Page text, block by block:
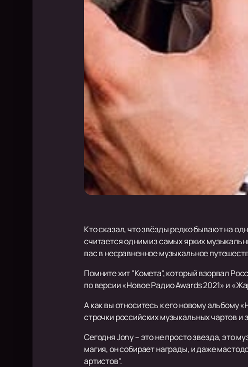
Кто сказал, что звёзды редко бывают на
считается одним из самых ярких
вас в несравненное музыкальное
Помните хит "Комета", который взорвал
по версии «Новое Радио Awards 2021» и
А как вы относитесь к его новому альбому
строчки российских музыкальных чартов
Сегодня Jony – это не просто звезда, это
магия, он собирает награды, и даже
артистов".